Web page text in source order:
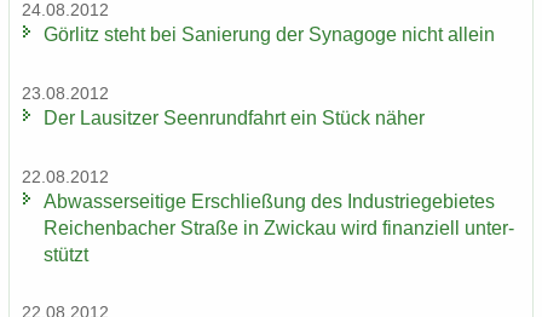
24.08.2012
Gör­litz steht bei Sa­nie­rung der Syn­ago­ge nicht al­lein
23.08.2012
Der Lau­sit­zer Seen­rund­fahrt ein Stück näher
22.08.2012
Ab­was­ser­sei­ti­ge Er­schlie­ßung des In­dus­trie­ge­bie­tes
Rei­chen­ba­cher Stra­ße in Zwi­ckau wird fi­nan­zi­ell un­ter­
stützt
22.08.2012